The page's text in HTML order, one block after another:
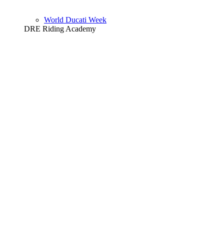
World Ducati Week
DRE Riding Academy